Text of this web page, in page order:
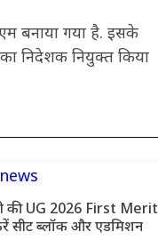
बनाया गया है. इसके
का निदेशक नियुक्त किया
की UG 2026 First Merit
सीट ब्लॉक और एडमिशन